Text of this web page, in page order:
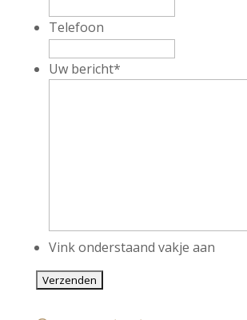
Telefoon
Uw bericht*
Vink onderstaand vakje aan